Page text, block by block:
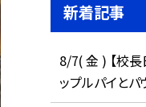
新着記事
8/7( 金 ) 【校長
ップルパイとパ